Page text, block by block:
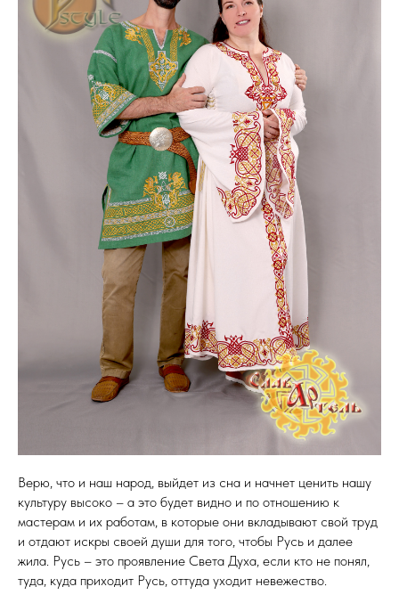
Верю, что и наш народ, выйдет из сна и начнет ценить нашу
культуру высоко – а это будет видно и по отношению к
мастерам и их работам, в которые они вкладывают свой труд
и отдают искры своей души для того, чтобы Русь и далее
жила. Русь – это проявление Света Духа, если кто не понял,
туда, куда приходит Русь, оттуда уходит невежество.